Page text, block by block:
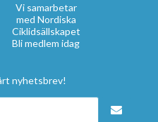
Vi samarbetar
med Nordiska
Ciklidsällskapet
Bli medlem idag
nyhetsbrev!